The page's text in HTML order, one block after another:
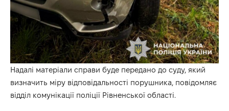
Надалі матеріали справи буде передано до суду, який
визначить міру відповідальності порушника, повідомляє
відділ комунікації поліції Рівненської області.